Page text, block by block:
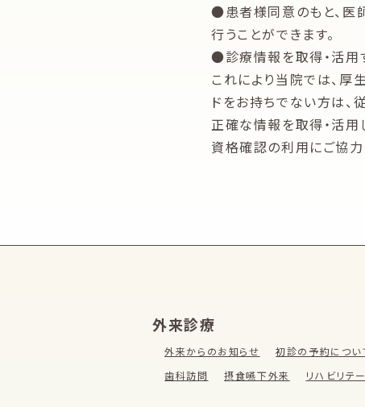
●患者様同意のもと、医
行うことができます。
●診療情報を取得・活用
これにより当院では、厚
ドをお持ちでない方は、
正確な情報を取得・活用
資格確認の利用にご協力
外来診療
外来からのお知らせ 初診の予約につい
歯科訪問
摂食嚥下外来 リハビリテ